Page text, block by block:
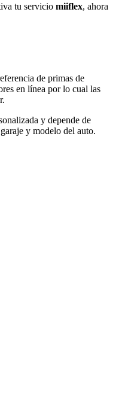
tu servicio miiflex, ahora
de primas de
en línea por lo cual las
y depende de
y modelo del auto.